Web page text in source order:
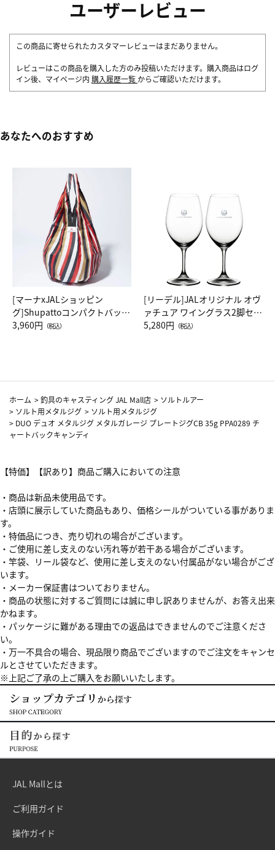
ユーザーレビュー
この商品に寄せられたカスタマーレビューはまだありません。
レビューはこの商品を購入した方のみ投稿いただけます。購入商品はログ
イン後、マイページ内 購入履歴一覧 からご確認いただけます。
あなたへのおすすめ
[マーナxJALショッピン
グ]Shupattoコンパクトバッグ
Drop JAL客室乗務員（LC）ス
3,960円 （税込）
[リーデル]JALオリジナル オヴ
ァチュア ワイングラス2脚セッ
ト（レッドワイン）
5,280円 （税込）
ホーム >釣具のキャスティング JAL Mall店 > ソルトルアー
> ソルト用メタルジグ > ソルト用メタルジグ
> DUO デュオ メタルジグ メタルガレージ プレートジグCB 35g PPA0289 チ
ャートバックキャンディ
【特価】【訳あり】商品ご購入においての注意
・商品は新品未使用品です。
・店頭に展示していた商品もあり、価格シールがついている事がありま
す。
・特価品につき、売り切れの場合がございます。
・ご使用に差し支えのない汚れ等が若干ある場合がございます。
・竿袋、リール袋など、使用に差し支えのない付属品がない場合がござ
います。
・メーカー保証書はついておりません。
・商品の状態に対するご質問には誠に申し訳ありませんが、お答え出来
かねます。
・パッケージに難がある理由での返品はできませんのでご注意くださ
い。
・万一不具合の場合、現品限り商品でございますのでご注文をキャンセ
ルとさせていただきます。
※上記ご了承の上ご購入をお願いいたします。
JAL Mallとは
ご利用ガイド
操作ガイド